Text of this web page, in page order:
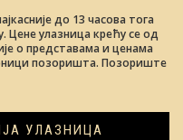
до 13 часова тога
Цене улазница крећу се од
о представама и ценама
позоришта. Позориште
УЛАЗНИЦА